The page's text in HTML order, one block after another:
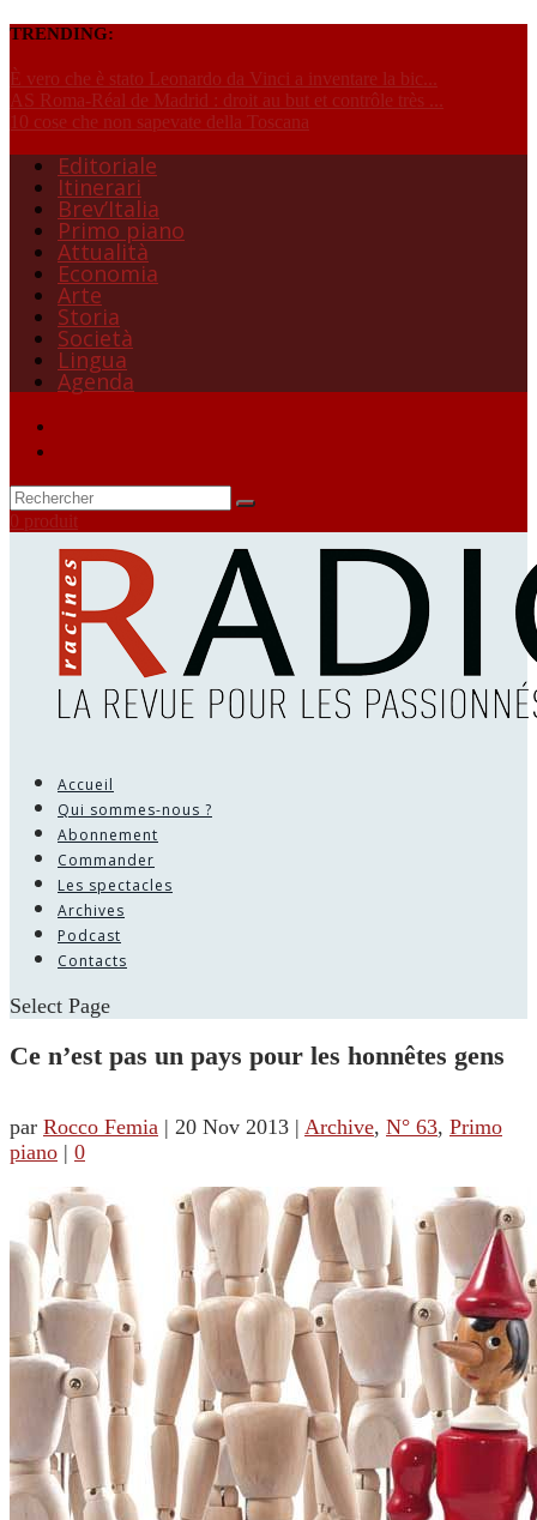
TRENDING:
È vero che è stato Leonardo da Vinci a inventare la bic...
AS Roma-Réal de Madrid : droit au but et contrôle très ...
10 cose che non sapevate della Toscana
Editoriale
Itinerari
Brev’Italia
Primo piano
Attualità
Economia
Arte
Storia
Società
Lingua
Agenda
0 produit
Accueil
Qui sommes-nous ?
Abonnement
Commander
Les spectacles
Archives
Podcast
Contacts
Select Page
Ce n’est pas un pays pour les honnêtes gens
par Rocco Femia | 20 Nov 2013 | Archive, N° 63, Primo
piano | 0